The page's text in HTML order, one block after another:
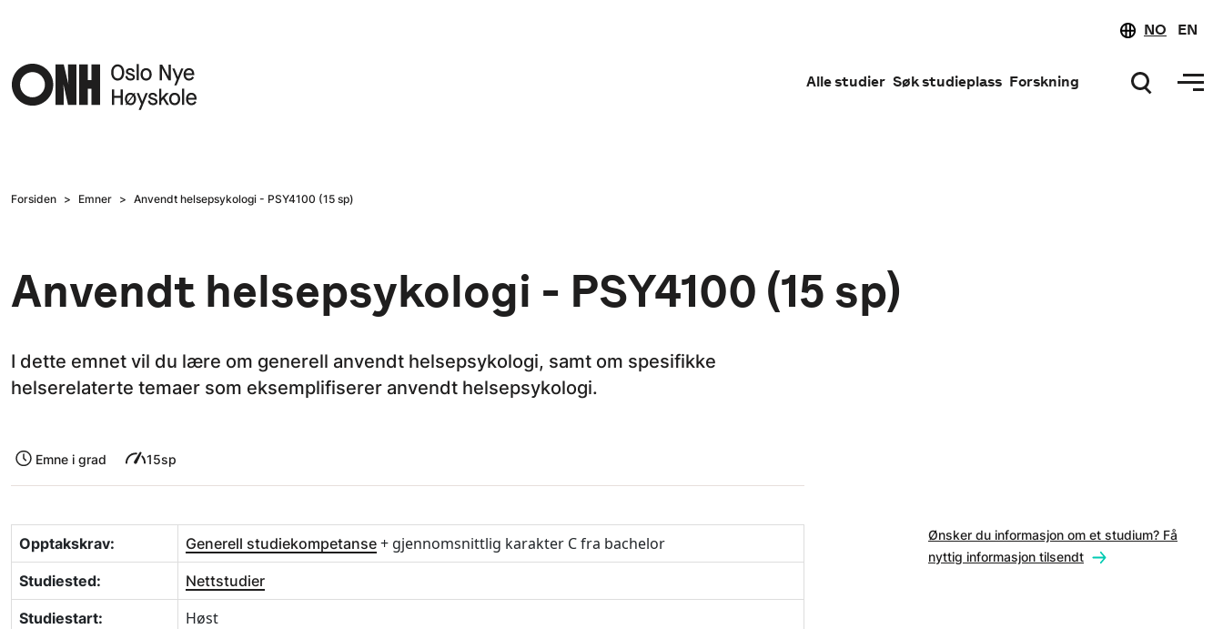
NO EN
Alle studier Søk studieplass Forskning
Forsiden Emner Anvendt helsepsykologi - PSY4100 (15 sp)
Anvendt helsepsykologi - PSY4100 (15 sp)
I dette emnet vil du lære om generell anvendt helsepsykologi, samt om spesifikke
helserelaterte temaer som eksemplifiserer anvendt helsepsykologi.
Emne i grad 15sp
Opptakskrav: Generell studiekompetanse + gjennomsnittlig karakter C fra bachelor
Studiested: Nettstudier
Studiestart: Høst
Ønsker du informasjon om et studium? Få
nyttig informasjon tilsendt